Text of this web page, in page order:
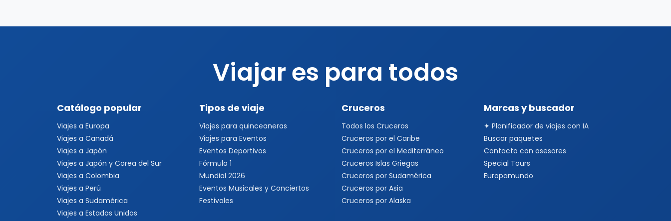
Viajar es para todos
Catálogo popular
Viajes a Europa
Viajes a Canadá
Viajes a Japón
Viajes a Japón y Corea del Sur
Viajes a Colombia
Viajes a Perú
Viajes a Sudamérica
Viajes a Estados Unidos
Tipos de viaje
Viajes para quinceaneras
Viajes para Eventos
Eventos Deportivos
Fórmula 1
Mundial 2026
Eventos Musicales y Conciertos
Festivales
Cruceros
Todos los Cruceros
Cruceros por el Caribe
Cruceros por el Mediterráneo
Cruceros Islas Griegas
Cruceros por Sudamérica
Cruceros por Asia
Cruceros por Alaska
Marcas y buscador
✦ Planificador de viajes con IA
Buscar paquetes
Contacto con asesores
Special Tours
Europamundo